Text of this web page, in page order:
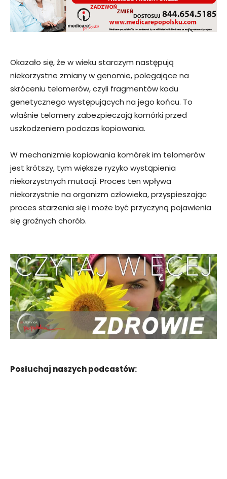
Okazało się, że w wieku starczym następują
niekorzystne zmiany w genomie, polegające na
skróceniu telomerów, czyli fragmentów kodu
genetycznego występujących na jego końcu. To
właśnie telomery zabezpieczają komórki przed
uszkodzeniem podczas kopiowania.
W mechanizmie kopiowania komórek im telomerów
jest krótszy, tym większe ryzyko wystąpienia
niekorzystnych mutacji. Proces ten wpływa
niekorzystnie na organizm człowieka, przyspieszając
proces starzenia się i może być przyczyną pojawienia
się groźnych chorób.
Posłuchaj naszych podcastów: